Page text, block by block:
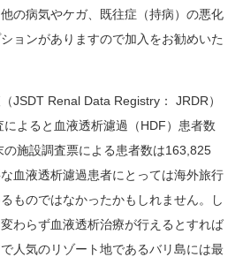
の病気やケガ、既往症（持病）の悪化
ョンがありますので加入をお勧めいた
JSDT Renal Data Registry： JRDR）
よると血液透析濾過（HDF）患者数
施設調査票による患者数は163,825
血液透析濾過患者にとっては海外旅行
ものではなかったかもしれません。し
わらず血液透析治療が行えるとすれば
人気のリゾート地であるバリ島には最